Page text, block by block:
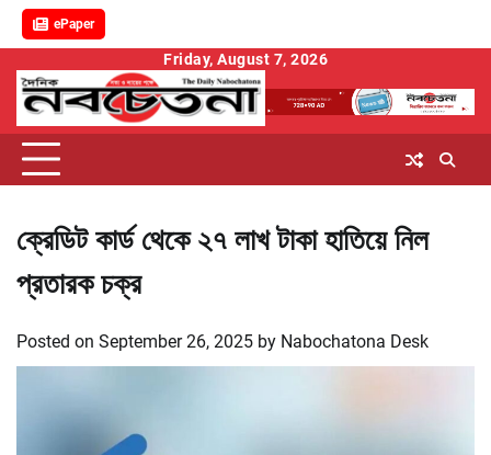
ePaper
content
Friday, August 7, 2026
ক্রেডিট কার্ড থেকে ২৭ লাখ টাকা হাতিয়ে নিল
প্রতারক চক্র
Posted on September 26, 2025 by Nabochatona Desk